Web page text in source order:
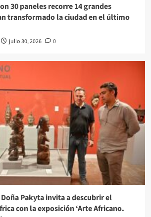
30 paneles recorre 14 grandes
transformado la ciudad en el último
julio 30, 2026 0
Pakyta invita a descubrir el
con la exposición ‘Arte Africano.